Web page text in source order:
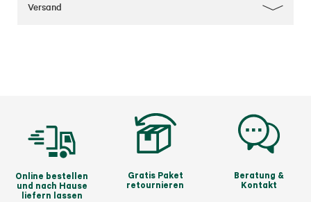
Versand
Online bestellen
und nach Hause
liefern lassen
Gratis Paket
retournieren
Beratung &
Kontakt